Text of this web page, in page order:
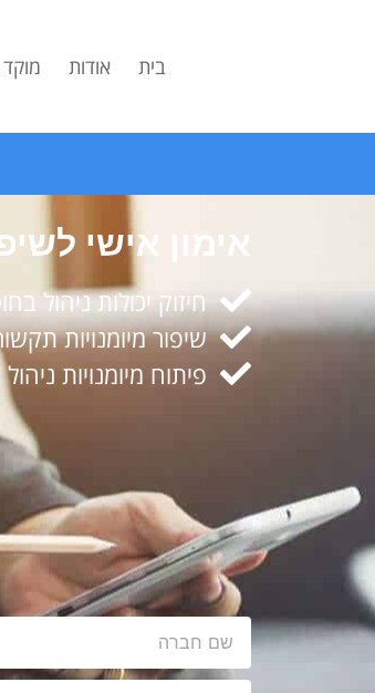
בית אודות מוקד
אימון אישי
חיזוק יכולות ניהול
שיפור מיומנויות
פיתוח מיומנויות